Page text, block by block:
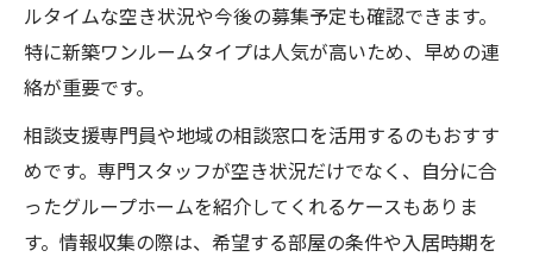
ルタイムな空き状況や今後の募集予定も確認できます。
特に新築ワンルームタイプは人気が高いため、早めの連
絡が重要です。
相談支援専門員や地域の相談窓口を活用するのもおすす
めです。専門スタッフが空き状況だけでなく、自分に合
ったグループホームを紹介してくれるケースもありま
す。情報収集の際は、希望する部屋の条件や入居時期を